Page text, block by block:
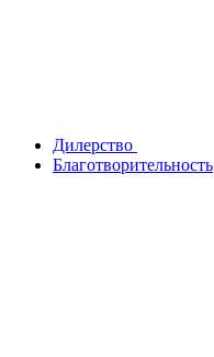
Дилерство
Благотворительность